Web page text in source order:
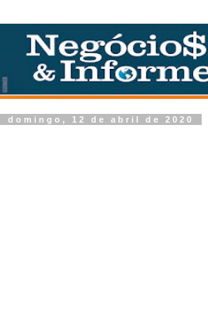
domingo, 12 de abril de 2020